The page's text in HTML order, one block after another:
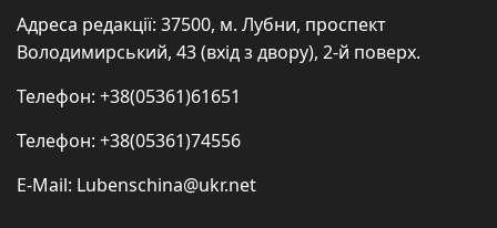
Адреса редакції: 37500, м. Лубни, проспект
Володимирський, 43 (вхід з двору), 2-й поверх.
Телефон: +38(05361)61651
Телефон: +38(05361)74556
E-Mail: Lubenschina@ukr.net